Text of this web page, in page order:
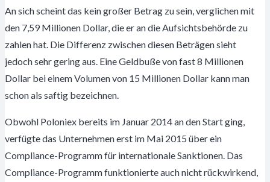
An sich scheint das kein großer Betrag zu sein, verglichen mit
den 7,59 Millionen Dollar, die er an die Aufsichtsbehörde zu
zahlen hat. Die Differenz zwischen diesen Beträgen sieht
jedoch sehr gering aus. Eine Geldbuße von fast 8 Millionen
Dollar bei einem Volumen von 15 Millionen Dollar kann man
schon als saftig bezeichnen.
Obwohl Poloniex bereits im Januar 2014 an den Start ging,
verfügte das Unternehmen erst im Mai 2015 über ein
Compliance-Programm für internationale Sanktionen. Das
Compliance-Programm funktionierte auch nicht rückwirkend,